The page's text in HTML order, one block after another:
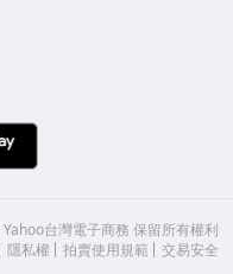
Yahoo台灣電子商務 保留所有權利
隱私權 拍賣使用規範 交易安全